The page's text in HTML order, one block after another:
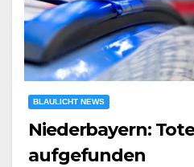
BLAULICHT NEWS
Niederbayern:
aufgefunden